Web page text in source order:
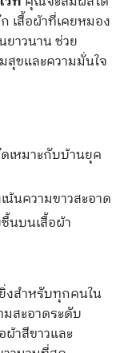
เสื้อผ้าที่เคยหมอง
าวนาน ช่วย
สุขและความมั่นใจ
หมาะกับบ้านยุค
นความขาวสะอาด
นบนเสื้อผ้า
งสำหรับทุกคนใน
สะอาดระดับ
ผ้าสีขาวและ